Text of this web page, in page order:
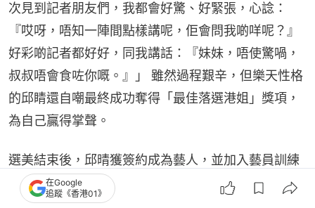
次見到記者朋友們，我都會好驚、好緊張，心諗：
『哎呀，唔知一陣間點樣講呢，佢會問我啲咩呢？』
好彩啲記者都好好，同我講話：『妹妹，唔使驚喎，
叔叔唔會食咗你嘅。』」 雖然過程艱辛，但樂天性格
的邱睛還自嘲最終成功奪得「最佳落選港姐」獎項，
為自己贏得掌聲。
選美結束後，邱晴獲簽約成為藝人，並加入藝員訓練
班及擔任兒童節目主持，正式開啟了她的演藝生涯。
在Google
追蹤《香港01》